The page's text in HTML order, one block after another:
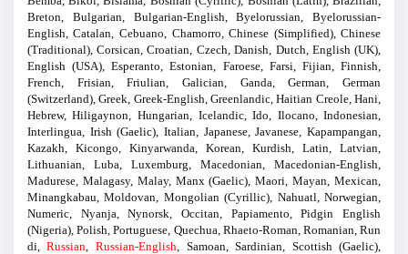
Breton, Bulgarian, Bulgarian-English, Byelorussian, Byelorussian-
English, Catalan, Cebuano, Chamorro, Chinese (Simplified), Chinese
(Traditional), Corsican, Croatian, Czech, Danish, Dutch, English (UK),
English (USA), Esperanto, Estonian, Faroese, Farsi, Fijian, Finnish,
French, Frisian, Friulian, Galician, Ganda, German, German
(Switzerland), Greek, Greek-English, Greenlandic, Haitian Creole, Hani,
Hebrew, Hiligaynon, Hungarian, Icelandic, Ido, Ilocano, Indonesian,
Interlingua, Irish (Gaelic), Italian, Japanese, Javanese, Kapampangan,
Kazakh, Kicongo, Kinyarwanda, Korean, Kurdish, Latin, Latvian,
Lithuanian, Luba, Luxemburg, Macedonian, Macedonian-English,
Madurese, Malagasy, Malay, Manx (Gaelic), Maori, Mayan, Mexican,
Minangkabau, Moldovan, Mongolian (Cyrillic), Nahuatl, Norwegian,
Numeric, Nyanja, Nynorsk, Occitan, Papiamento, Pidgin English
(Nigeria), Polish, Portuguese, Quechua, Rhaeto-Roman, Romanian, Run
di,Russian Russian-English , Samoan, Sardinian, Scottish (Gaelic),